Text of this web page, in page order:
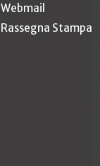
Webmail
Rassegna Stampa